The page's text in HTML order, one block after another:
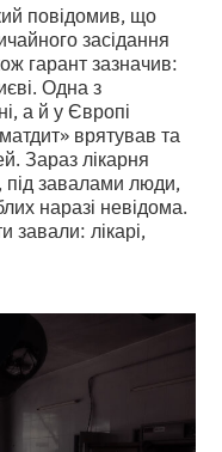
повідомив, що
засідання
гарант зазначив:
Одна з
а й у Європі
врятував та
Зараз лікарня
завалами люди,
наразі невідома.
завали: лікарі,